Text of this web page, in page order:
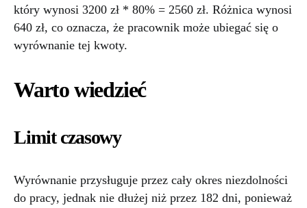
który wynosi 3200 zł * 80% = 2560 zł. Różnica wynosi
640 zł, co oznacza, że pracownik może ubiegać się o
wyrównanie tej kwoty.
Warto wiedzieć
Limit czasowy
Wyrównanie przysługuje przez cały okres niezdolności
do pracy, jednak nie dłużej niż przez 182 dni, ponieważ